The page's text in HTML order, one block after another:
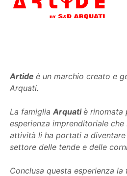
Artide è un marchio creato e
Arquati.
La famiglia Arquatiè rinomata
esperienza imprenditoriale
attività li ha portati a diventare
settore delle tende e delle
Conclusa questa esperienza